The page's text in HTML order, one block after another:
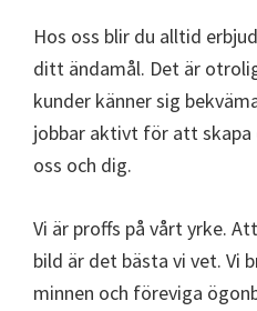
Hos oss blir du alltid
ditt ändamål. Det är
kunder känner sig
jobbar aktivt för att skapa
oss och dig.
Vi är proffs på vårt yrke.
bild är det bästa vi vet. Vi
minnen och föreviga